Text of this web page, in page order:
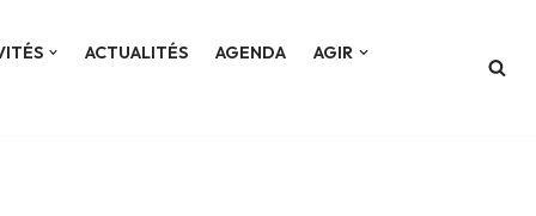
ACTUALITÉS AGENDA AGIR